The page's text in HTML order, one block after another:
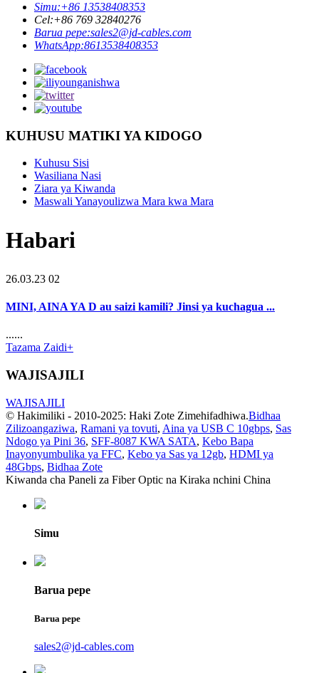
Simu:+86 13538408353
Cel:+86 769 32840276
Barua pepe:sales2@jd-cables.com
WhatsApp:8613538408353
KUHUSU MATIKI YA KIDOGO
Kuhusu Sisi
Wasiliana Nasi
Ziara ya Kiwanda
Maswali Yanayoulizwa Mara kwa Mara
Habari
26.03.23 02
MINI, AINA YA D au saizi kamili? Jinsi ya kuchagua ...
......
Tazama Zaidi+
WAJISAJILI
WAJISAJILI
© Hakimiliki - 2010-2025: Haki Zote Zimehifadhiwa.Bidhaa
Zilizoangaziwa, Ramani ya tovuti, Aina ya USB C 10gbps, Sas
Ndogo ya Pini 36, SFF-8087 KWA SATA, Kebo Bapa
Inayonyumbulika ya FFC, Kebo ya Sas ya 12gb, HDMI ya
48Gbps, Bidhaa Zote
Kiwanda cha Paneli za Fiber Optic na Kiraka nchini China
Simu
Barua pepe
Barua pepe
sales2@jd-cables.com